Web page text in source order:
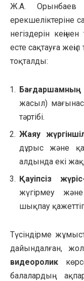
Ж.А. Орынбаев
ерекшеліктеріне
негіздерін
есте сақтауға
тоқталды:
Бағдаршамның
жасыл)
тәртібі.
Жаяу
дұрыс және
алдында екі
Қауіпсіз
жүгірмеу және
шықпау
Түсіндірме
дайындалған, жол
видеоролик
балалардың